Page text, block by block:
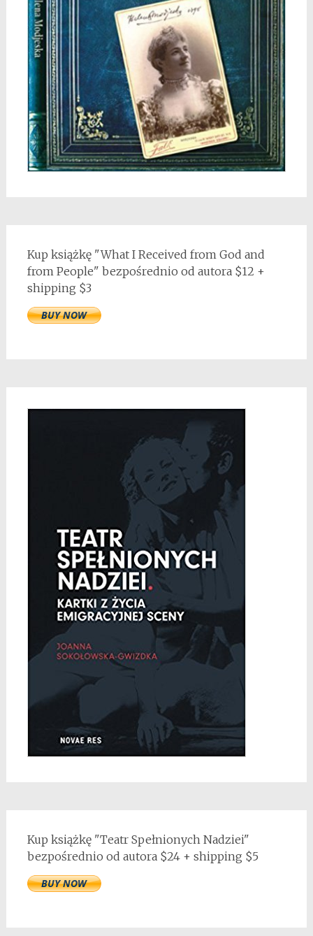
Kup książkę "What I Received from God and
from People" bezpośrednio od autora $12 +
shipping $3
Kup książkę "Teatr Spełnionych Nadziei"
bezpośrednio od autora $24 + shipping $5